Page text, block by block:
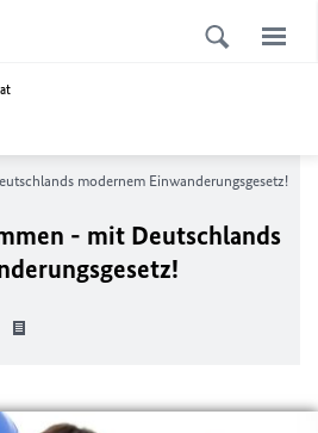
modernem Einwanderungsgesetz!
- mit Deutschlands